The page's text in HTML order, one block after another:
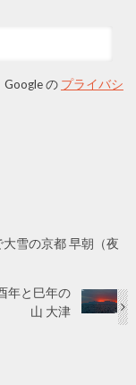
Google の プライバシ
雪の京都 早朝（夜
年と巳年の
山 大津